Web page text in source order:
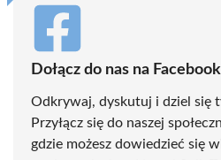
Dołącz do nas na
Odkrywaj, dyskutuj i dziel się
Przyłącz się do naszej
gdzie możesz dowiedzieć się